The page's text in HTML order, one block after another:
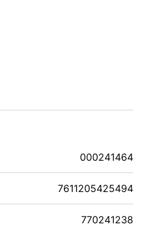
000241464
7611205425494
770241238